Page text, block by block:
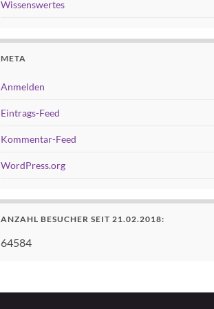
Wissenswertes
META
Anmelden
Eintrags-Feed
Kommentar-Feed
WordPress.org
ANZAHL BESUCHER SEIT 21.02.2018:
64584